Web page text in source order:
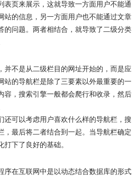
表页来展示，这就导致一方面用户不能通
站的信息，另一方面用户也不能通过文章
的问题。两者相结合，就导致了二级分类
并不是从二级栏目的网址开始的，而是应
站的导航栏是除了三要素以外最重要的一
容，搜索引擎一般都会爬行和收录，然后
还可以考虑用户喜欢什么样的导航栏，搜
，最后将二者结合到一起。当导航栏确定
下了良好的基础。
序在互联网中是以动态结合数据库的形式